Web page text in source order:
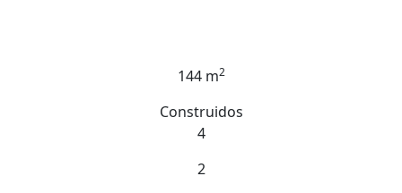
144 m2
Construidos
4
2